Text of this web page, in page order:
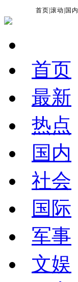
首页 |滚动 国内
首页
最新
热点
国内
社会
国际
军事
文娱